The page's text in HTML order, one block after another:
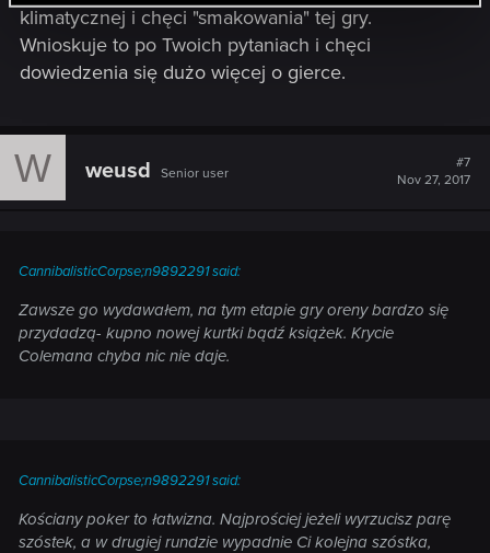
klimatycznej i chęci "smakowania" tej gry.
Wnioskuje to po Twoich pytaniach i chęci
dowiedzenia się dużo więcej o gierce.
W weusd Senior user
#7
Nov 27, 2017
CannibalisticCorpse;n9892291 said:
Zawsze go wydawałem, na tym etapie gry oreny bardzo się
przydadzą- kupno nowej kurtki bądź książek. Krycie
Colemana chyba nic nie daje.
CannibalisticCorpse;n9892291 said:
Kościany poker to łatwizna. Najprościej jeżeli wyrzucisz parę
szóstek, a w drugiej rundzie wypadnie Ci kolejna szóstka,